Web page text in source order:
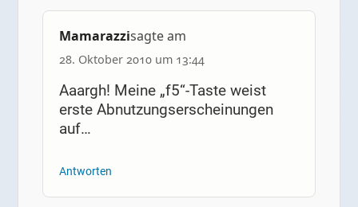
Mamarazzisagte am
28. Oktober 2010 um 13:44
Aaargh! Meine „f5“-Taste weist
erste Abnutzungserscheinungen
auf…
Antworten